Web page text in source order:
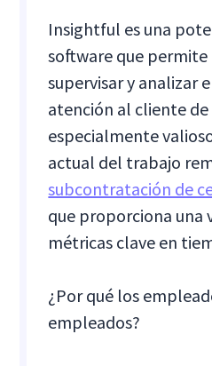
Insightful es una
software que permite
supervisar y analizar
atención al cliente de
especialmente
actual del trabajo
subcontratación de
que proporciona una
métricas clave en
¿Por qué los
empleados?